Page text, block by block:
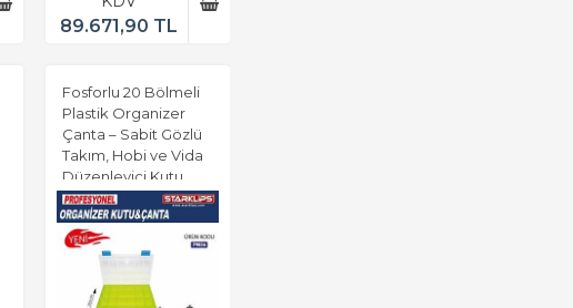
89.671,90 TL
Fosforlu 20 Bölmeli
Plastik Organizer
Çanta – Sabit Gözlü
Takım, Hobi ve Vida
Düzenleyici Kutu